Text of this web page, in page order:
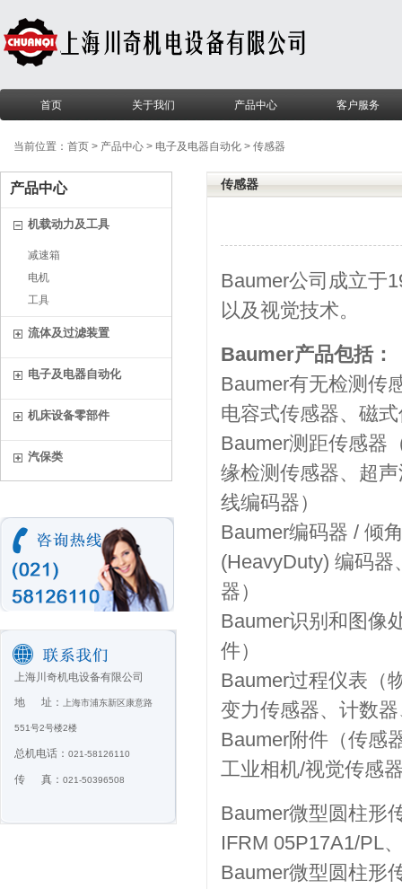
首页 关于我们 产品中心 客户服务
当前位置： 首页 > 产品中心 > 电子及电器自动化 > 传感器
产品中心
机载动力及工具
减速箱
电机
工具
流体及过滤装置
电子及电器自动化
机床设备零部件
汽保类
上海川奇机电设备有限公司
地 址：
上海市浦东新区康意路
551号2号楼2楼
总机电话： 021-58126110
传 真： 021-50396508
传感器
Baumer公司成立于
以及视觉技术。
Baumer产品包括：
Baumer有无检测传
电容式传感器、磁
Baumer测距传感器
缘检测传感器、超
线编码器）
Baumer编码器 / 倾
(HeavyDuty) 编码
器）
Baumer识别和图像
件）
Baumer过程仪表（
变力传感器、计数
Baumer附件（传感
工业相机/视觉传感
Baumer微型圆柱形
IFRM 05P17A1/PL
Baumer微型圆柱形